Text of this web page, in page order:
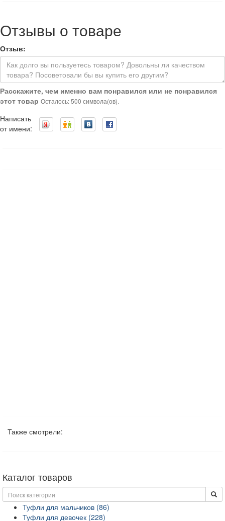
Отзывы о товаре
Отзыв:
Расскажите, чем именно вам понравился или не понравился
этот товар Осталось: 500 символа(ов).
Написать
от имени:
Также смотрели:
Каталог товаров
Туфли для мальчиков (86)
Туфли для девочек (228)